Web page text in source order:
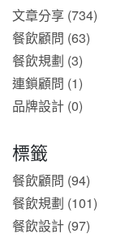
文章分享 (734)
餐飲顧問 (63)
餐飲規劃 (3)
連鎖顧問 (1)
品牌設計 (0)
標籤
餐飲顧問 (94)
餐飲規劃 (101)
餐飲設計 (97)